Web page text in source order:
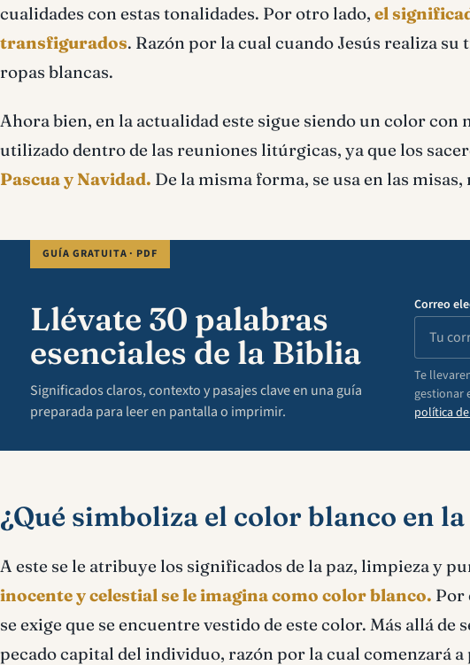
cualidades con estas tonalidades. Por otro lado, el
transfigurados. Razón por la cual cuando Jesús realiza
ropas blancas.
Ahora bien, en la actualidad este sigue siendo un color
utilizado dentro de las reuniones litúrgicas, ya que los
Pascua y Navidad. De la misma forma, se usa en las
GUÍA GRATUITA · PDF
Llévate 30 palabras
esenciales de la Biblia
Significados claros, contexto y pasajes clave en una guía
preparada para leer en pantalla o imprimir.
Correo
Te
gestionar
política
¿Qué simboliza el color blanco en
A este se le atribuye los significados de la paz, limpieza y
inocente y celestial se le imagina como color blanco. Por
se exige que se encuentre vestido de este color. Más allá
pecado capital del individuo, razón por la cual comenzará